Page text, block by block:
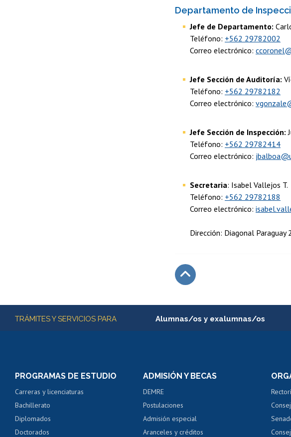
Departamento de
Jefe de Departamento:
Teléfono: +562 29782002
Correo electrónico:
Jefe Sección de Auditoría:
Teléfono: +562 29782182
Correo electrónico:
Jefe Sección de Inspección:
Teléfono: +562 29782414
Correo electrónico:
Secretaria: Isabel Vallejos T.
Teléfono: +562 29782188
Correo electrónico:
Dirección: Diagonal
Más información
TRÁMITES Y SERVICIOS PARA Alumnas/os y exalumnas/os
Servicio médico y dental
Pago de arancel y crédito alumnos
Pago de arancel y crédito exalumnos
PROGRAMAS DE ESTUDIO
Carreras y licenciaturas
Bachillerato
Diplomados
Doctorados
ADMISIÓN Y BECAS
DEMRE
Postulaciones
Admisión especial
Aranceles y créditos